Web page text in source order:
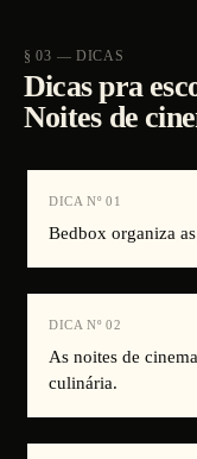
§ 03 — DICAS
Dicas pra
Noites de
DICA Nº 01
Bedbox organiza
DICA Nº 02
As noites de
culinária.